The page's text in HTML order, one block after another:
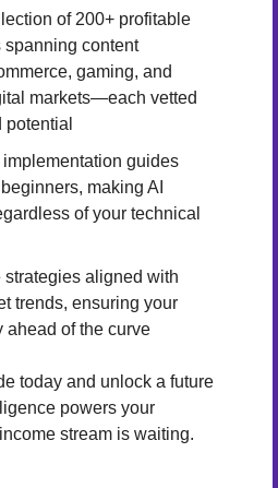
of 200+ profitable
spanning content
gaming, and
markets—each vetted
guides
making AI
of your technical
strategies aligned with
trends, ensuring your
ahead of the curve
today and unlock a future
powers your
stream is waiting.